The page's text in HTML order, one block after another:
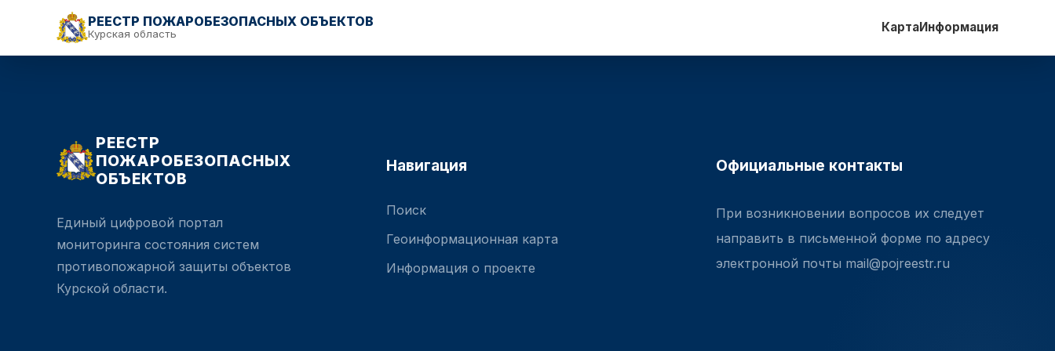
РЕЕСТР ПОЖАРОБЕЗОПАСНЫХ ОБЪЕКТОВ
Курская область КартаИнформация
РЕЕСТР
ПОЖАРОБЕЗОПАСНЫХ
ОБЪЕКТОВ
Единый цифровой портал
мониторинга состояния систем
противопожарной защиты объектов
Курской области.
Навигация
Поиск
Геоинформационная карта
Информация о проекте
Официальные контакты
При возникновении вопросов их следует
направить в письменной форме по адресу
электронной почты mail@pojreestr.ru